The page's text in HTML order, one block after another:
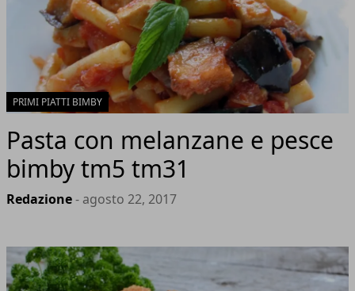
PRIMI PIATTI BIMBY
Pasta con melanzane e pesce
bimby tm5 tm31
Redazione- agosto 22, 2017